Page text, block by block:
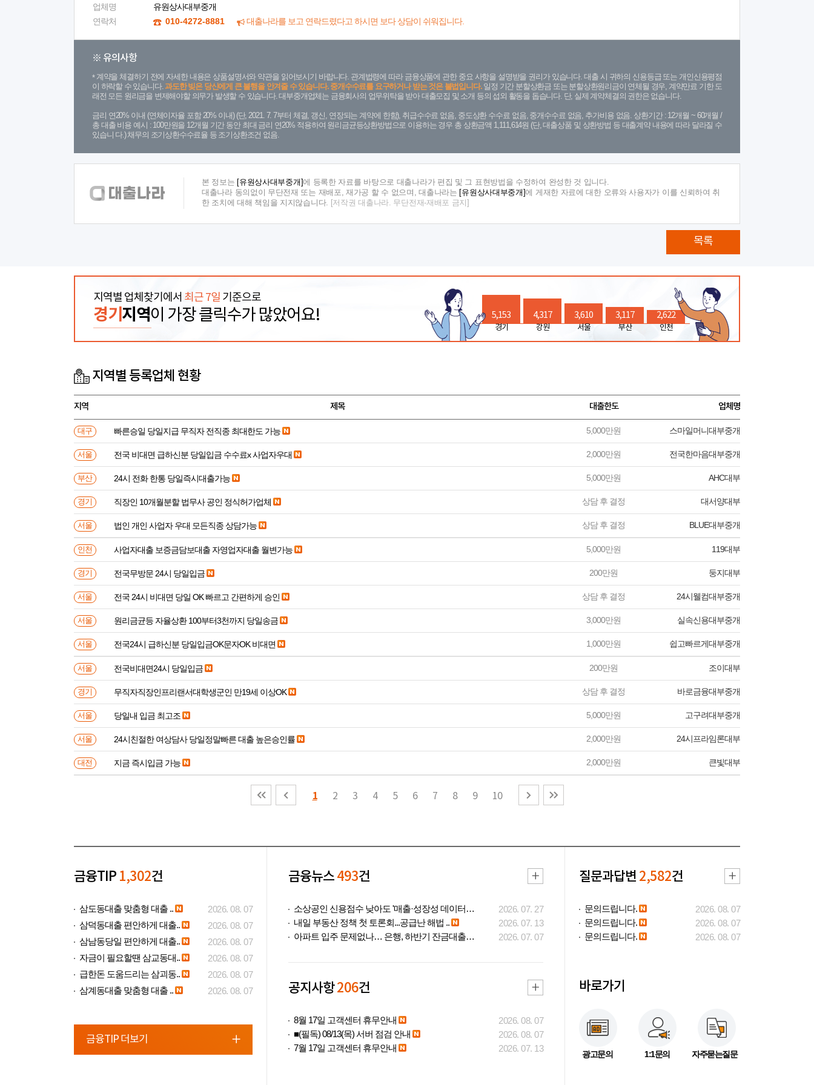
업체명
유원상사대부중개
연락처
010-4272-8881 대출나라를 보고 연락드렸다고 하시면 보다 상담이 쉬워집니다.
※ 유의사항
계약을 체결하기 전에 자세한 내용은 상품설명서와 약관을 읽어보시기 바랍니다. 관계법령에 따라 금융상품에 관한 중요 사항을 설명받을 권리가 있습니다. 대출 시 귀하의 신용등급 또는 개인신용평점
이 하락할 수 있습니다.과도한 빚은 당신에게 큰 불행을 안겨줄 수 있습니다. 중개수수료를 요구하거나 받는 것은 불법입니다.일정 기간 분할상환금 또는 분할상환원리금이 연체될 경우, 계약만료 기한 도
래전 모든 원리금을 변제해야할 의무가 발생할 수 있습니다. 대부중개업체는 금융회사의 업무위탁을 받아 대출모집 및 소개 등의 섭외 활동을 돕습니다. 단, 실제 계약체결의 권한은 없습니다.
금리 연20% 이내 (연체이자율 포함 20% 이내) (단, 2021. 7. 7부터 체결, 갱신, 연장되는 계약에 한함), 취급수수료 없음, 중도상환 수수료 없음, 중개수수료 없음, 추가비용 없음. 상환기간 : 12개월 ~ 60개월 /
총 대출 비용 예시 : 100만원을 12개월 기간 동안 최대 금리 연20% 적용하여 원리금균등상환방법으로 이용하는 경우 총 상환금액 1,111,614원 (단, 대출상품 및 상환방법 등 대출계약 내용에 따라 달라질 수
있습니 다.) 채무의 조기상환수수료율 등 조기상환조건 없음.
본 정보는 [유원상사대부중개]에 등록한 자료를 바탕으로 대출나라가 편집 및 그 표현방법을 수정하여 완성한 것 입니다.
대출나라 동의없이 무단전재 또는 재배포, 재가공 할 수 없으며, 대출나라는
[유원상사대부중개]에 게재한 자료에 대한 오류와 사용자가 이를 신뢰하여 취
한 조치에 대해 책임을 지지않습니다.
[저작권 대출나라. 무단전재-재배포 금지]
목록
지역별 업체찾기에서 최근 7일 기준으로
경기 지역이 가장 클릭수가 많았어요! 5,153
경기
4,317
강원
3,610
서울
3,117
부산
2,622
인천
지역별 등록업체 현황
지역 제목 대출한도 업체명
대구 빠른승일 당일지급 무직자 전직종 최대한도 가능 5,000만원 스마일머니대부중개
서울 전국 비대면 급하신분 당일입금 수수료x 사업자우대 2,000만원 전국한마음대부중개
부산 24시 전화 한통 당일즉시대출가능 5,000만원 AHC대부
경기 직장인 10개월분할 법무사 공인 정식허가업체 상담 후 결정 대서양대부
서울 법인 개인 사업자 우대 모든직종 상담가능 상담 후 결정 BLUE대부중개
인천 사업자대출 보증금담보대출 자영업자대출 월변가능 5,000만원 119대부
경기 전국무방문 24시 당일입금 200만원 둥지대부
서울 전국 24시 비대면 당일 OK 빠르고 간편하게 승인 상담 후 결정 24시웰컴대부중개
서울 원리금균등 자율상환 100부터3천까지 당일송금 3,000만원 실속신용대부중개
서울 전국24시 급하신분 당일입금OK문자OK 비대면 1,000만원 쉽고빠르게대부중개
서울 전국비대면24시 당일입금 200만원 조이대부
경기 무직자직장인프리랜서대학생군인 만19세 이상OK 상담 후 결정 바로금융대부중개
서울 당일내 입금 최고조 5,000만원 고구려대부중개
서울 24시친절한 여상담사 당일정말빠른 대출 높은승인률 2,000만원 24시프라임론대부
대전 지금 즉시입금 가능 2,000만원 큰빛대부
1 2 3 4 5 6 7 8 9 10
금융TIP 1,302건
삼도동대출 맞춤형 대출 ..
2026. 08. 07
삼덕동대출 편안하게 대출..
2026. 08. 07
삼남동당일 편안하게 대출..
2026. 08. 07
자금이 필요할땐 삼교동대..
2026. 08. 07
급한돈 도움드리는 삼괴동..
2026. 08. 07
삼계동대출 맞춤형 대출 ..
2026. 08. 07
금융TIP 더보기
금융뉴스493건
소상공인 신용점수 낮아도 '매출·성장성 데이터..
2026. 07. 27
내일 부동산 정책 첫 토론회...공급난 해법 ..
2026. 07. 13
아파트 입주 문제없나… 은행, 하반기 잔금대출..
2026. 07. 07
공지사항206건
8월 17일 고객센터 휴무안내
2026. 08. 07
■(필독) 08/13(목) 서버 점검 안내
2026. 08. 07
7월 17일 고객센터 휴무안내
2026. 07. 13
질문과답변 2,582건
문의드립니다.
2026. 08. 07
문의드립니다.
2026. 08. 07
문의드립니다.
2026. 08. 07
바로가기
광고문의 1:1문의 자주묻는질문